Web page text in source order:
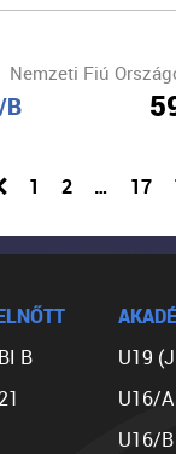
Nemzeti Fiú
B
1 2 … 17
B
U19
U16/
U16/